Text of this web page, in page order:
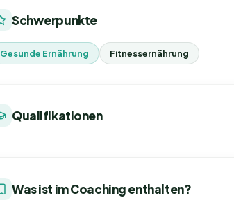
Schwerpunkte
Gesunde Ernährung Fitnessernährung
Qualifikationen
Was ist im Coaching enthalten?